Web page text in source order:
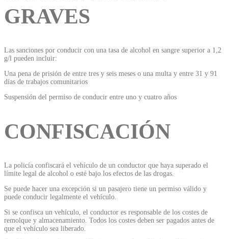
GRAVES
Las sanciones por conducir con una tasa de alcohol en sangre superior a 1,2
g/l pueden incluir:
Una pena de prisión de entre tres y seis meses o una multa y entre 31 y 91
días de trabajos comunitarios
Suspensión del permiso de conducir entre uno y cuatro años
CONFISCACIÓN
La policía confiscará el vehículo de un conductor que haya superado el
límite legal de alcohol o esté bajo los efectos de las drogas.
Se puede hacer una excepción si un pasajero tiene un permiso válido y
puede conducir legalmente el vehículo.
Si se confisca un vehículo, el conductor es responsable de los costes de
remolque y almacenamiento. Todos los costes deben ser pagados antes de
que el vehículo sea liberado.